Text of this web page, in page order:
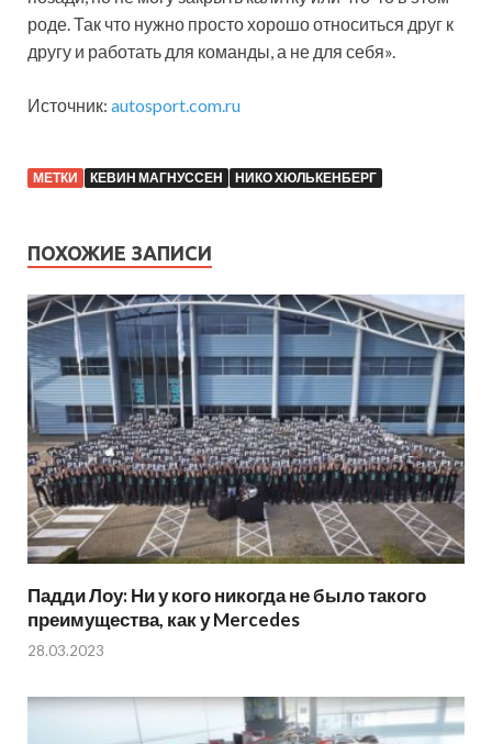
роде. Так что нужно просто хорошо относиться друг к
другу и работать для команды, а не для себя».
Источник: autosport.com.ru
МЕТКИ КЕВИН МАГНУССЕН НИКО ХЮЛЬКЕНБЕРГ
ПОХОЖИЕ ЗАПИСИ
Падди Лоу: Ни у кого никогда не было такого
преимущества, как у Mercedes
28.03.2023